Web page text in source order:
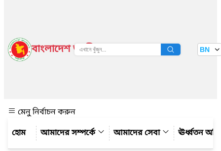
বাংলাদেশ জাতীয় তথ্য বাতায়ন BN
মেনু নির্বাচন করুন
আমাদের সম্পর্কে
আমাদের সেবা ঊর্ধ্বতন